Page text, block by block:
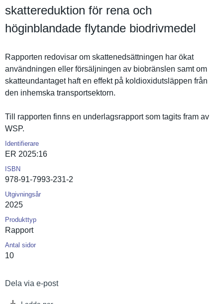
skattereduktion för rena och
höginblandade flytande biodrivmedel
Rapporten redovisar om skatteneds­ättningen har ökat
användning­en eller försäljnin­gen av biobränsle­n samt om
skatteunda­ntaget haft en effekt på koldioxidu­tsläppen från
den inhemska transports­ektorn.
Till rapporten finns en underlagsr­apport som tagits fram av
WSP.
Identifierare
ER 2025:16
ISBN
978-91-7993-231-2
Utgivningsår
2025
Produkttyp
Rapport
Antal sidor
10
Dela via e-post